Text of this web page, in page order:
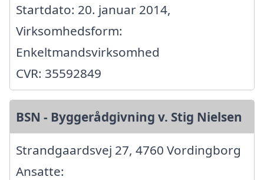
Startdato: 20. januar 2014,
Virksomhedsform:
Enkeltmandsvirksomhed
CVR: 35592849
BSN - Byggerådgivning v. Stig Nielsen
Strandgaardsvej 27, 4760 Vordingborg
Ansatte: